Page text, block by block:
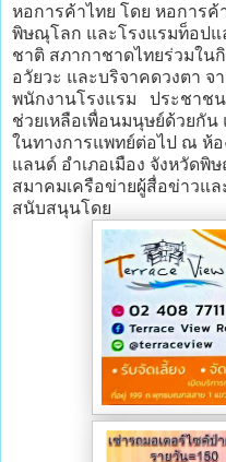
หอการค้าไทย โดย หอการ
พิษณุโลก และโรงแรมท็อป
ชาติ สภากาชาดไทยร่วมใน
อวัยวะ และบริจาคดวงตา
พนักงานโรงแรม ประชาช
ช่วยเหลือเพื่อนมนุษย์ด้วยกัน
ในทางการแพทย์ต่อไป ณ ห้
แลนด์ อำเภอเมือง จังหวัดพิ
สมาคมเครือข่ายผู้สื่อข่าวแ
สนับสนุนโดย